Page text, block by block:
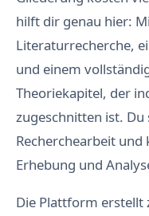
hilft dir genau hier:
Literaturrecherche,
und einem
Theoriekapitel, der
zugeschnitten ist. Du
Recherchearbeit und
Erhebung und
Die Plattform